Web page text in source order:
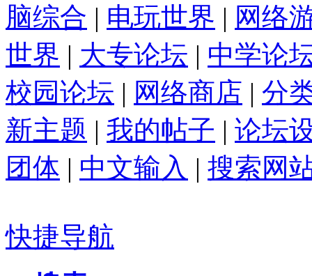
脑综合 | 电玩世界 | 网络
世界 | 大专论坛 | 中学论
校园论坛 | 网络商店 | 分
新主题 | 我的帖子 | 论坛
团体 | 中文输入 | 搜索网
快捷导航